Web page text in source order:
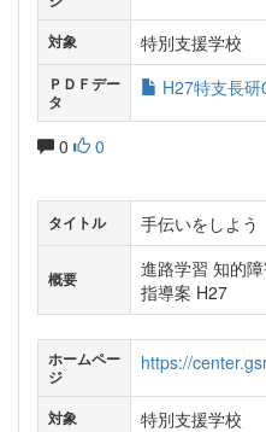
対象
特別支援学校
ＰＤＦデー
タ
H27特支長
0 0
タイトル 手伝いをしよう
概要
進路学習 知的
指導案 H27
ホームペー
ジ
https://
対象 特別支援学校